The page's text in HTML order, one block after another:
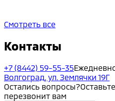
Смотреть все
Контакты
+7 (8442) 59-55-35
Волгоград, ул. Землячки 19Г
Остались вопросы?
перезвонит вам